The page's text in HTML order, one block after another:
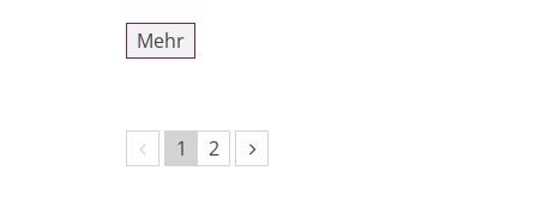
Mehr
Vorherige Seite
1 2 Nächste Seite